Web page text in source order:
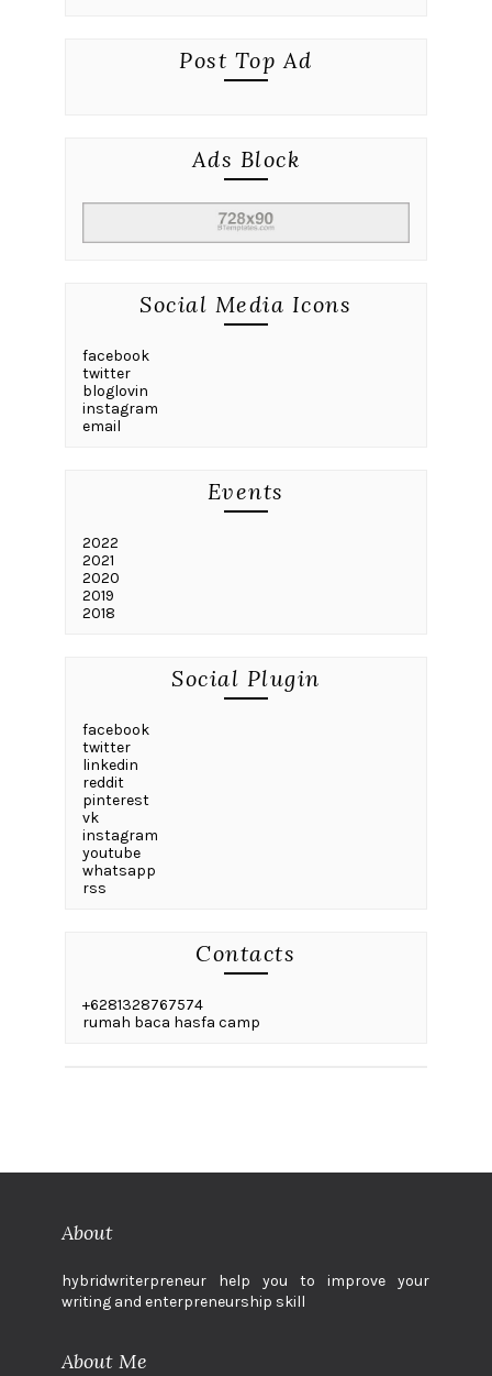
Post Top Ad
Ads Block
Social Media Icons
facebook
twitter
bloglovin
instagram
email
Events
2022
2021
2020
2019
2018
Social Plugin
facebook
twitter
linkedin
reddit
pinterest
vk
instagram
youtube
whatsapp
rss
Contacts
+6281328767574
rumah baca hasfa camp
About
hybridwriterpreneur help you to improve your
writing and enterpreneurship skill
About Me